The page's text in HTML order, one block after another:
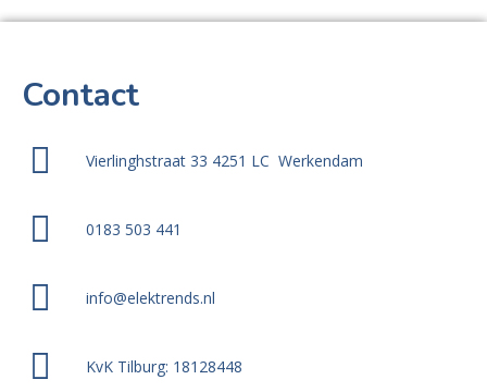
Contact
Vierlinghstraat 33 4251 LC Werkendam
0183 503 441
info@elektrends.nl
KvK Tilburg: 18128448